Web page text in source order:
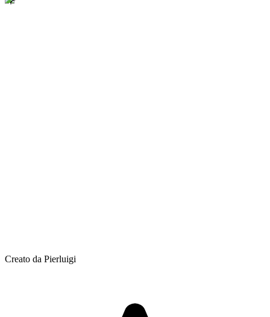
Creato da Pierluigi